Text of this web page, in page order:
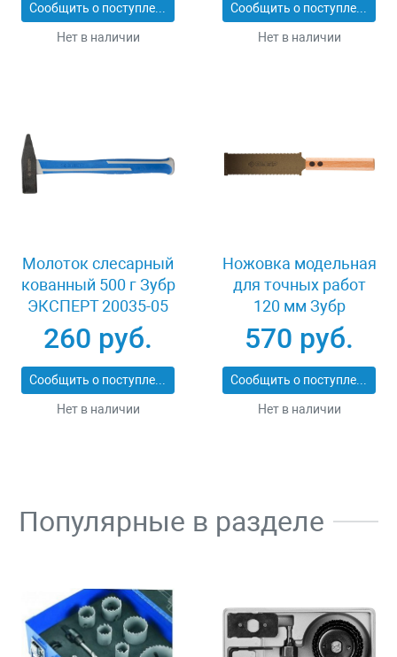
Сообщить о поступлении
Нет в наличии
Сообщить о поступлении
Нет в наличии
Молоток слесарный
кованный 500 г Зубр
ЭКСПЕРТ 20035-05
260 руб.
Сообщить о поступлении
Нет в наличии
Ножовка модельная
для точных работ
120 мм Зубр
ЯПОНСКАЯ PRO-22
15153-120
570 руб.
Сообщить о поступлении
Нет в наличии
Популярные в разделе